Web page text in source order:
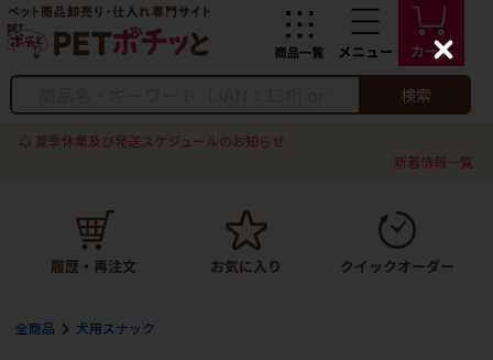
検索
夏季休業及び発送スケジュールのお知らせ
新着情報一覧
全商品 犬用スナック
C
l
s